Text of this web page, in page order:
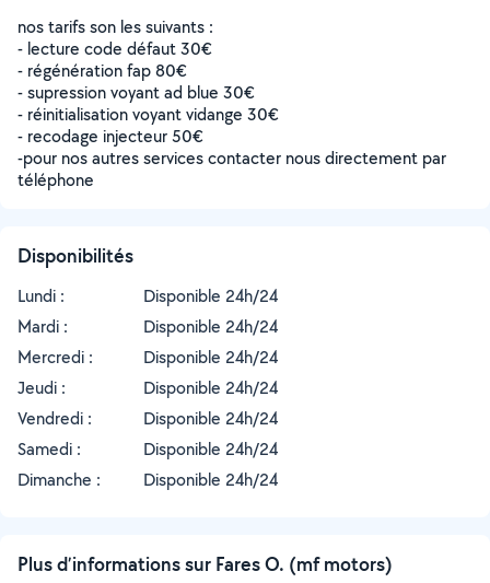
nos tarifs son les suivants :
- lecture code défaut 30€
- régénération fap 80€
- supression voyant ad blue 30€
- réinitialisation voyant vidange 30€
- recodage injecteur 50€
-pour nos autres services contacter nous directement par
téléphone
Disponibilités
Lundi :
Disponible 24h/24
Mardi :
Disponible 24h/24
Mercredi :
Disponible 24h/24
Jeudi :
Disponible 24h/24
Vendredi :
Disponible 24h/24
Samedi :
Disponible 24h/24
Dimanche :
Disponible 24h/24
Plus d’informations sur Fares O. (mf motors)